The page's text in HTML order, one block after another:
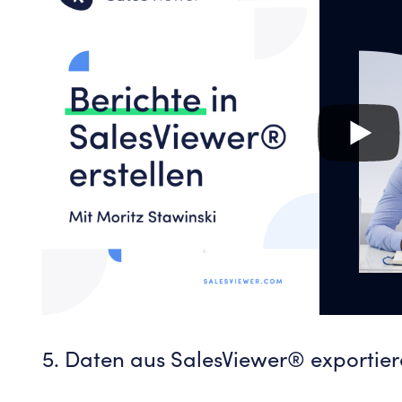
5. Daten aus SalesViewer®